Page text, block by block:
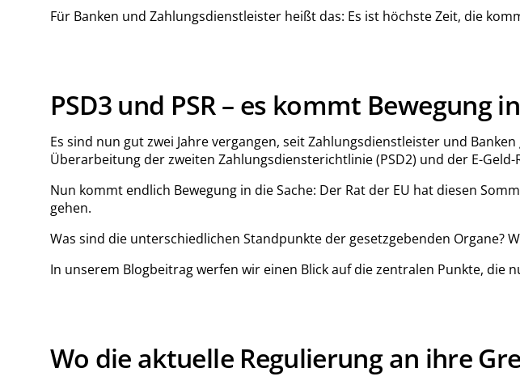
Für Banken und Zahlungsdienstleister heißt das: Es ist höchste Zeit, die
PSD3 und PSR – es kommt Bewegung
Es sind nun gut zwei Jahre vergangen, seit Zahlungsdienstleister und
Überarbeitung der zweiten Zahlungsdiensterichtlinie (PSD2) und der E-
Nun kommt endlich Bewegung in die Sache: Der Rat der EU hat diesen
gehen.
Was sind die unterschiedlichen Standpunkte der gesetzgebenden Organe?
In unserem Blogbeitrag werfen wir einen Blick auf die zentralen Punkte,
Wo die aktuelle Regulierung an ihre